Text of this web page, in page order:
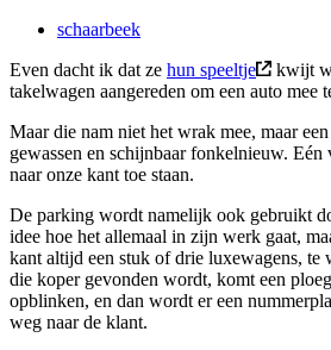
schaarbeek
Even dacht ik dat ze hun speeltje
kwijt
takelwagen aangereden om een auto mee
Maar die nam niet het wrak mee, maar
gewassen en schijnbaar fonkelnieuw. Eén
naar onze kant toe staan.
De parking wordt namelijk ook gebruikt
idee hoe het allemaal in zijn werk gaat,
kant altijd een stuk of drie luxewagens, te
die koper gevonden wordt, komt een
opblinken, en dan wordt er een
weg naar de klant.